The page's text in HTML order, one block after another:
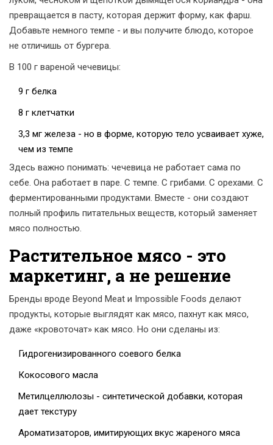
превращается в пасту, которая держит форму, как фарш.
Добавьте немного темпе - и вы получите блюдо, которое
не отличишь от бургера.
В 100 г вареной чечевицы:
9 г белка
8 г клетчатки
3,3 мг железа - но в форме, которую тело усваивает хуже,
чем из темпе
Здесь важно понимать: чечевица не работает сама по
себе. Она работает в паре. С темпе. С грибами. С орехами. С
ферментированными продуктами. Вместе - они создают
полный профиль питательных веществ, который заменяет
мясо полностью.
Растительное мясо - это
маркетинг, а не решение
Бренды вроде Beyond Meat и Impossible Foods делают
продукты, которые выглядят как мясо, пахнут как мясо,
даже «кровоточат» как мясо. Но они сделаны из:
Гидрогенизированного соевого белка
Кокосового масла
Метилцеллюлозы - синтетической добавки, которая
дает текстуру
Ароматизаторов, имитирующих вкус жареного мяса